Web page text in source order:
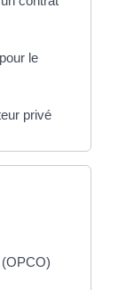
le
privé